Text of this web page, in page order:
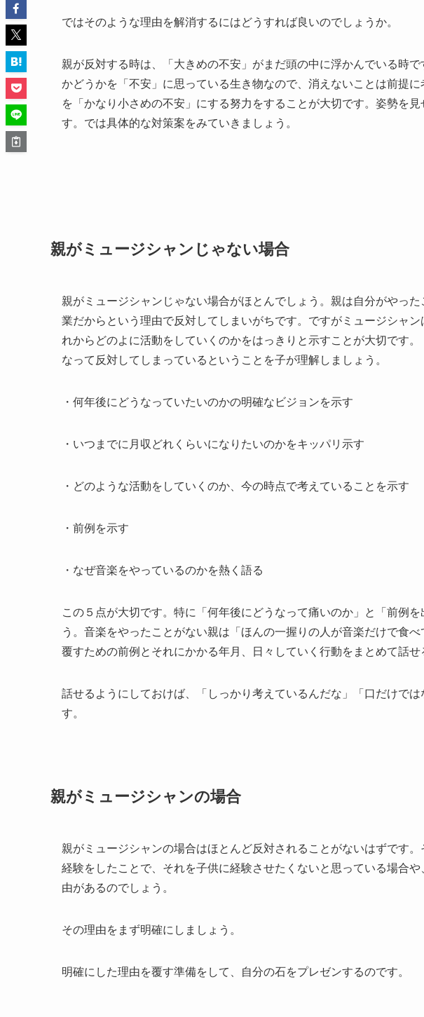
ではそのような理由を解消するにはどうすれば良いのでしょうか。
親が反対する時は、「大きめの不安」がまだ頭の中に浮かんでいる時
かどうかを「不安」に思っている生き物なので、消えないことは前提に
を「かなり小さめの不安」にする努力をすることが大切です。姿勢を
す。では具体的な対策案をみていきましょう。
親がミュージシャンじゃない場合
親がミュージシャンじゃない場合がほとんでしょう。親は自分がやっ
業だからという理由で反対してしまいがちです。ですがミュージシャ
れからどのよに活動をしていくのかをはっきりと示すことが大切です
なって反対してしまっているということを子が理解しましょう。
・何年後にどうなっていたいのかの明確なビジョンを示す
・いつまでに月収どれくらいになりたいのかをキッパリ示す
・どのような活動をしていくのか、今の時点で考えていることを示す
・前例を示す
・なぜ音楽をやっているのかを熱く語る
この５点が大切です。特に「何年後にどうなって痛いのか」と「前例
う。音楽をやったことがない親は「ほんの一握りの人が音楽だけで食
覆すための前例とそれにかかる年月、日々していく行動をまとめて話せ
話せるようにしておけば、「しっかり考えているんだな」「口だけで
す。
親がミュージシャンの場合
親がミュージシャンの場合はほとんど反対されることがないはずです
経験をしたことで、それを子供に経験させたくないと思っている場合
由があるのでしょう。
その理由をまず明確にしましょう。
明確にした理由を覆す準備をして、自分の石をプレゼンするのです。